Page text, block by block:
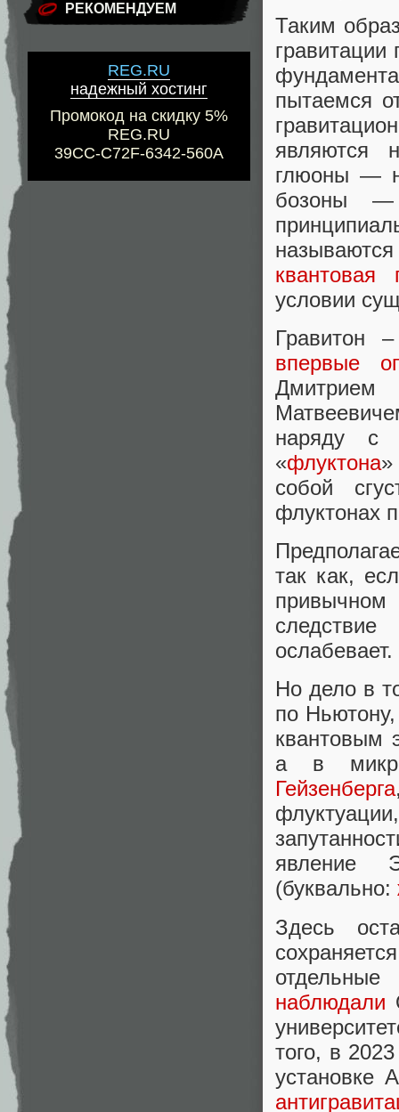
РЕКОМЕНДУЕМ
REG.RU
надежный хостинг
Промокод на скидку 5%
REG.RU
39CC-C72F-6342-560A
Таким
гравитации
пытаемся
являются
глюоны —
бозоны —
квантовая
условии
Гравитон
впервые
наряду с
«флуктона
собой
флуктонах
так как,
ослабевает.
Но дело в
по
квантовым
а в
Гейзенберга
явление
(буквально:
Здесь
наблюдали
того, в
установке